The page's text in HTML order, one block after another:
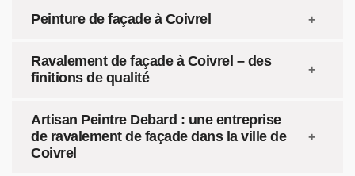
Peinture de façade à Coivrel
Ravalement de façade à Coivrel – des
finitions de qualité
Artisan Peintre Debard : une entreprise
de ravalement de façade dans la ville de
Coivrel